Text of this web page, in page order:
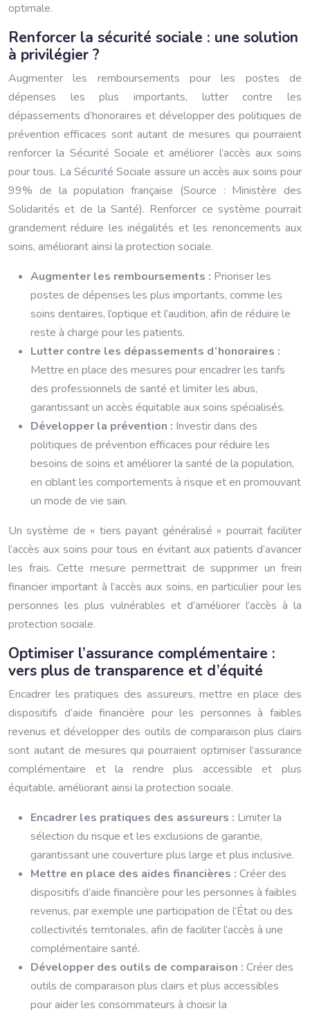
optimale.
Renforcer la sécurité sociale : une solution
à privilégier ?
Augmenter les remboursements pour les postes de
dépenses les plus importants, lutter contre les
dépassements d’honoraires et développer des politiques de
prévention efficaces sont autant de mesures qui pourraient
renforcer la Sécurité Sociale et améliorer l’accès aux soins
pour tous. La Sécurité Sociale assure un accès aux soins pour
99% de la population française (Source : Ministère des
Solidarités et de la Santé). Renforcer ce système pourrait
grandement réduire les inégalités et les renoncements aux
soins, améliorant ainsi la protection sociale.
Augmenter les remboursements : Prioriser les
postes de dépenses les plus importants, comme les
soins dentaires, l’optique et l’audition, afin de réduire le
reste à charge pour les patients.
Lutter contre les dépassements d’honoraires :
Mettre en place des mesures pour encadrer les tarifs
des professionnels de santé et limiter les abus,
garantissant un accès équitable aux soins spécialisés.
Développer la prévention : Investir dans des
politiques de prévention efficaces pour réduire les
besoins de soins et améliorer la santé de la population,
en ciblant les comportements à risque et en promouvant
un mode de vie sain.
Un système de « tiers payant généralisé » pourrait faciliter
l’accès aux soins pour tous en évitant aux patients d’avancer
les frais. Cette mesure permettrait de supprimer un frein
financier important à l’accès aux soins, en particulier pour les
personnes les plus vulnérables et d’améliorer l’accès à la
protection sociale.
Optimiser l’assurance complémentaire :
vers plus de transparence et d’équité
Encadrer les pratiques des assureurs, mettre en place des
dispositifs d’aide financière pour les personnes à faibles
revenus et développer des outils de comparaison plus clairs
sont autant de mesures qui pourraient optimiser l’assurance
complémentaire et la rendre plus accessible et plus
équitable, améliorant ainsi la protection sociale.
Encadrer les pratiques des assureurs : Limiter la
sélection du risque et les exclusions de garantie,
garantissant une couverture plus large et plus inclusive.
Mettre en place des aides financières : Créer des
dispositifs d’aide financière pour les personnes à faibles
revenus, par exemple une participation de l’État ou des
collectivités territoriales, afin de faciliter l’accès à une
complémentaire santé.
Développer des outils de comparaison : Créer des
outils de comparaison plus clairs et plus accessibles
pour aider les consommateurs à choisir la